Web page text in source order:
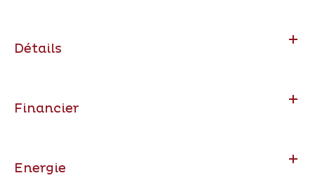
Détails
Financier
Energie